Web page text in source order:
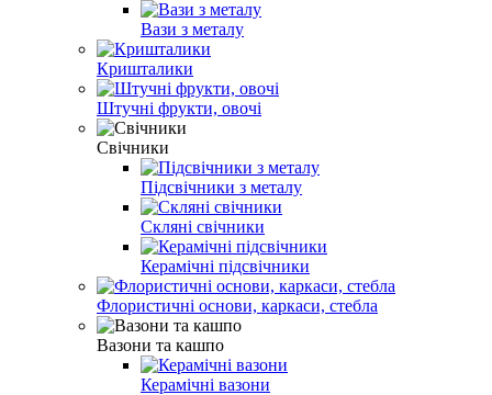
Вази з металу
Кришталики
Штучні фрукти, овочі
Свічники
Підсвічники з металу
Скляні свічники
Керамічні підсвічники
Флористичні основи, каркаси, стебла
Вазони та кашпо
Керамічні вазони